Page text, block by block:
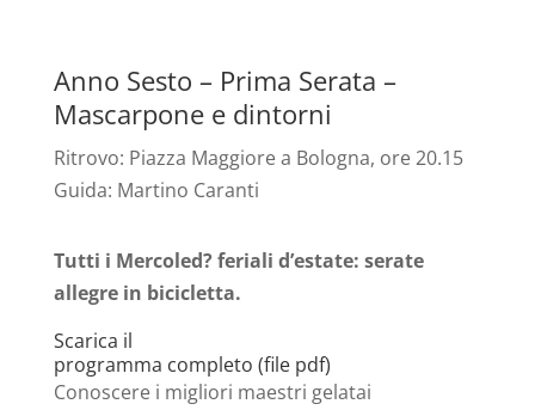
Anno Sesto – Prima Serata –
Mascarpone e dintorni
Ritrovo: Piazza Maggiore a Bologna, ore 20.15
Guida: Martino Caranti
Tutti i Mercoled? feriali d’estate: serate
allegre in bicicletta.
Scarica il
programma completo (file pdf)
Conoscere i migliori maestri gelatai